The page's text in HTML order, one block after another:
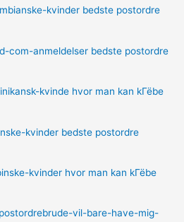
kvinder bedste postordre
com-anmeldelser bedste postordre
kvinde hvor man kan kГёbe
kvinder bedste postordre
kvinder hvor man kan kГёbe
vil-bare-have-mig-